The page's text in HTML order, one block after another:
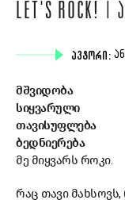
LET'S ROCK!
ᲐᲕᲢᲝᲠᲘ:
მშვიდობა
სიყვარული
თავისუფლება
ბედნიერება
მე მიყვარს როკი.
რაც თავი